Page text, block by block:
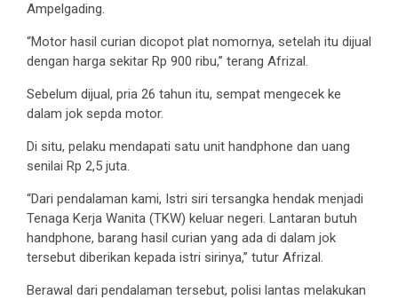
Ampelgading.
“Motor hasil curian dicopot plat nomornya, setelah itu dijual
dengan harga sekitar Rp 900 ribu,” terang Afrizal.
Sebelum dijual, pria 26 tahun itu, sempat mengecek ke
dalam jok sepda motor.
Di situ, pelaku mendapati satu unit handphone dan uang
senilai Rp 2,5 juta.
“Dari pendalaman kami, Istri siri tersangka hendak menjadi
Tenaga Kerja Wanita (TKW) keluar negeri. Lantaran butuh
handphone, barang hasil curian yang ada di dalam jok
tersebut diberikan kepada istri sirinya,” tutur Afrizal.
Berawal dari pendalaman tersebut, polisi lantas melakukan